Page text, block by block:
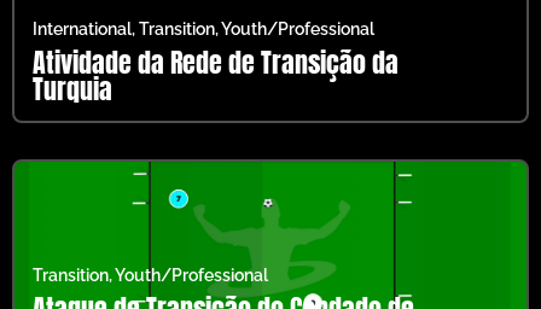
International,Transition,Youth/Professional
Atividade da Rede de Transição da
Turquia
Transition,Youth/Professional